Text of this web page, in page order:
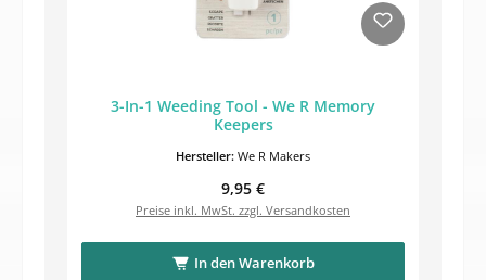
3-In-1 Weeding Tool - We R Memory
Keepers
Hersteller: We R Makers
Regulärer Preis:
9,95 €
Preise inkl. MwSt. zzgl. Versandkosten
In den Warenkorb